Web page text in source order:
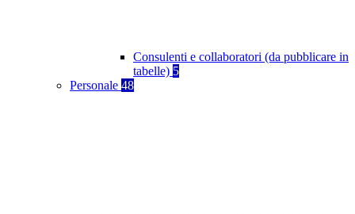
Consulenti e collaboratori (da pubblicare in
tabelle) 5
Personale 48